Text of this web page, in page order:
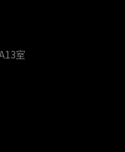
室